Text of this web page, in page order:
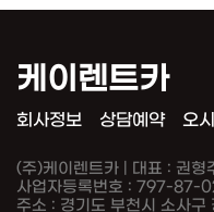
케이렌트카
회사정보 상담예약 오
(주)케이렌트카 | 대표 : 권형
사업자등록번호 : 797-87-
주소 : 경기도 부천시 소사